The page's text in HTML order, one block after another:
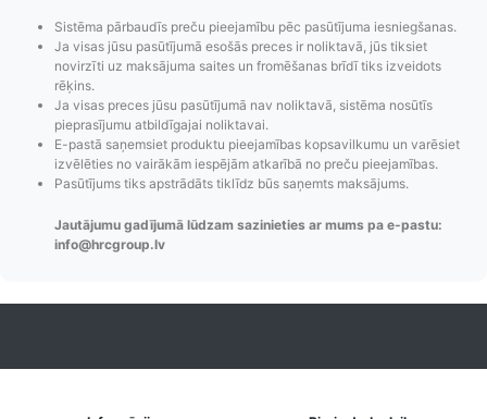
Pasūtījumu statusa
maiņas
Izsekošana,
Pasūtījumu re-
Visi pieejamie
piegādes veidi un
lietotāja konta
PayPal
Sistēma pārbaudīs preču pieejamību pēc pasūtījuma iesniegšanas.
Ja visas jūsu pasūtījumā esošās preces ir noliktavā, jūs tiksiet
novirzīti uz maksājuma saites un fromēšanas brīdī tiks izveidots
rēķins.
Ja visas preces jūsu pasūtījumā nav noliktavā, sistēma nosūtīs
pieprasījumu atbildīgajai noliktavai.
E-pastā saņemsiet produktu pieejamības kopsavilkumu un varēsiet
izvēlēties no vairākām iespējām atkarībā no preču pieejamības.
Pasūtījums tiks apstrādāts tiklīdz būs saņemts maksājums.
Jautājumu gadījumā lūdzam sazinieties ar mums pa e-pastu:
info@hrcgroup.lv